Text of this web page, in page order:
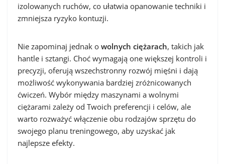
izolowanych ruchów, co ułatwia opanowanie techniki i
zmniejsza ryzyko kontuzji.
Nie zapominaj jednak o wolnych ciężarach, takich jak
hantle i sztangi. Choć wymagają one większej kontroli i
precyzji, oferują wszechstronny rozwój mięśni i dają
możliwość wykonywania bardziej zróżnicowanych
ćwiczeń. Wybór między maszynami a wolnymi
ciężarami zależy od Twoich preferencji i celów, ale
warto rozważyć włączenie obu rodzajów sprzętu do
swojego planu treningowego, aby uzyskać jak
najlepsze efekty.